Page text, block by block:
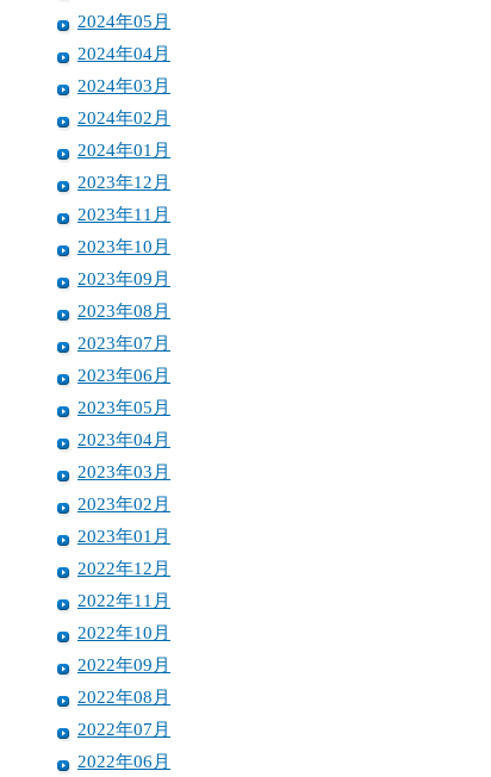
2024年05月
2024年04月
2024年03月
2024年02月
2024年01月
2023年12月
2023年11月
2023年10月
2023年09月
2023年08月
2023年07月
2023年06月
2023年05月
2023年04月
2023年03月
2023年02月
2023年01月
2022年12月
2022年11月
2022年10月
2022年09月
2022年08月
2022年07月
2022年06月